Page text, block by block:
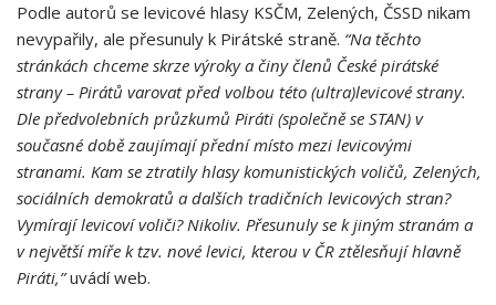
Podle autorů se levicové hlasy KSČM, Zelených, ČSSD nikam
nevypařily, ale přesunuly k Pirátské straně. “Na těchto
stránkách chceme skrze výroky a činy členů České pirátské
strany – Pirátů varovat před volbou této (ultra)levicové strany.
Dle předvolebních průzkumů Piráti (společně se STAN) v
současné době zaujímají přední místo mezi levicovými
stranami. Kam se ztratily hlasy komunistických voličů, Zelených,
sociálních demokratů a dalších tradičních levicových stran?
Vymírají levicoví voliči? Nikoliv. Přesunuly se k jiným stranám a
v největší míře k tzv. nové levici, kterou v ČR ztělesňují hlavně
Piráti,”uvádí web.